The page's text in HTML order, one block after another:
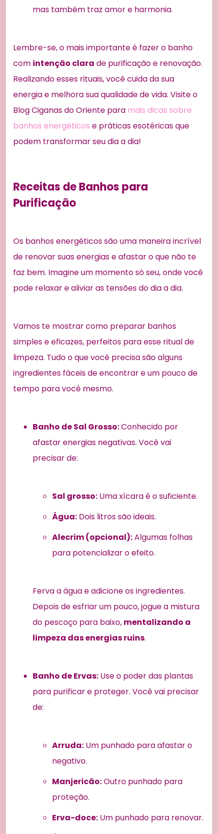
mas também traz amor e harmonia.
Lembre-se, o mais importante é fazer o banho
com intenção clara de purificação e renovação.
Realizando esses rituais, você cuida da sua
energia e melhora sua qualidade de vida. Visite o
Blog Ciganas do Oriente para mais dicas sobre
banhos energéticos e práticas esotéricas que
podem transformar seu dia a dia!
Receitas de Banhos para
Purificação
Os banhos energéticos são uma maneira incrível
de renovar suas energias e afastar o que não te
faz bem. Imagine um momento só seu, onde você
pode relaxar e aliviar as tensões do dia a dia.
Vamos te mostrar como preparar banhos
simples e eficazes, perfeitos para esse ritual de
limpeza. Tudo o que você precisa são alguns
ingredientes fáceis de encontrar e um pouco de
tempo para você mesmo.
Banho de Sal Grosso:Conhecido por
afastar energias negativas. Você vai
precisar de:
Sal grosso: Uma xícara é o suficiente.
Água: Dois litros são ideais.
Alecrim (opcional):Algumas folhas
para potencializar o efeito.
Ferva a água e adicione os ingredientes.
Depois de esfriar um pouco, jogue a mistura
do pescoço para baixo, mentalizando a
limpeza das energias ruins.
Banho de Ervas: Use o poder das plantas
para purificar e proteger. Você vai precisar
de:
Arruda: Um punhado para afastar o
negativo.
Manjericão:Outro punhado para
proteção.
Erva-doce: Um punhado para renovar.